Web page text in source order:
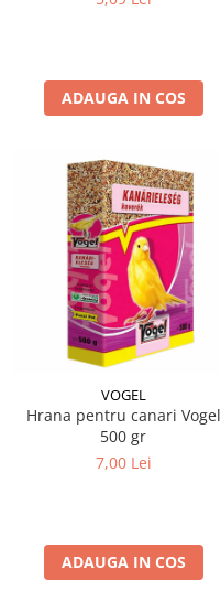
ADAUGA IN COS
VOGEL
Hrana pentru canari Vogel
500 gr
7,00 Lei
ADAUGA IN COS